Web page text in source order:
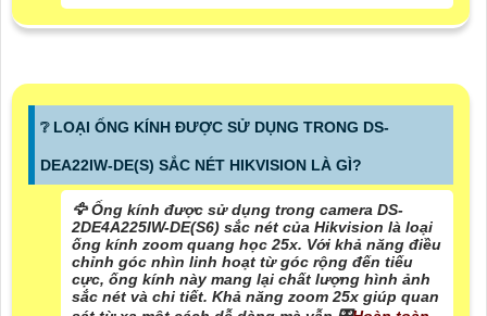
❔ LOẠI ỐNG KÍNH ĐƯỢC SỬ DỤNG TRONG DS-
DEA22IW-DE(S) SẮC NÉT HIKVISION LÀ GÌ?
🦅 Ống kính được sử dụng trong camera DS-
2DE4A225IW-DE(S6) sắc nét của Hikvision là loại
ống kính zoom quang học 25x. Với khả năng điều
chỉnh góc nhìn linh hoạt từ góc rộng đến tiếu
cực, ống kính này mang lại chất lượng hình ảnh
sắc nét và chi tiết. Khả năng zoom 25x giúp quan